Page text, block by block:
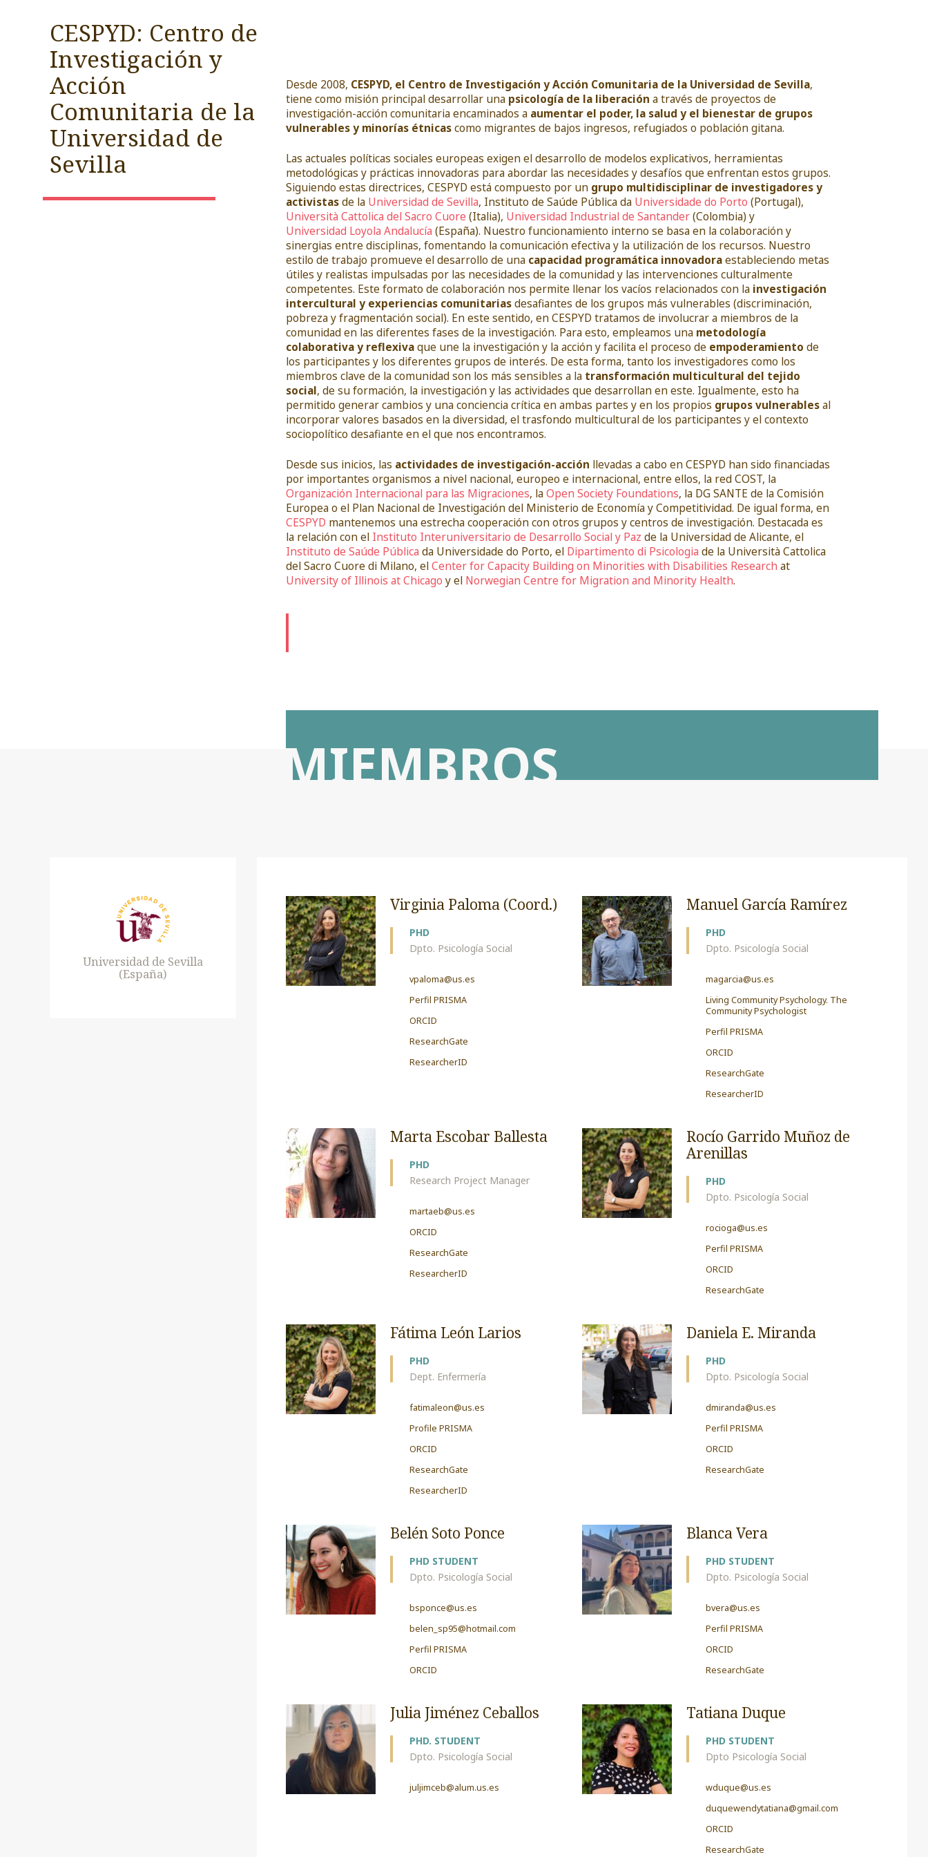
CESPYD: Centro de
Investigación y
Acción
Comunitaria de la
Universidad de
Sevilla
Desde 2008, CESPYD, el Centro de Investigación y Acción Comunitaria de la Universidad de Sevilla,
tiene como misión principal desarrollar una psicología de la liberación a través de proyectos de
investigación-acción comunitaria encaminados a aumentar el poder, la salud y el bienestar de grupos
vulnerables y minorías étnicascomo migrantes de bajos ingresos, refugiados o población gitana.
Las actuales políticas sociales europeas exigen el desarrollo de modelos explicativos, herramientas
metodológicas y prácticas innovadoras para abordar las necesidades y desafíos que enfrentan estos grupos.
Siguiendo estas directrices, CESPYD está compuesto por un grupo multidisciplinar de investigadores y
activistasde la Universidad de Sevilla, Instituto de Saúde Pública da Universidade do Porto (Portugal),
Università Cattolica del Sacro Cuore (Italia), Universidad Industrial de Santander(Colombia) y
Universidad Loyola Andalucía (España). Nuestro funcionamiento interno se basa en la colaboración y
sinergias entre disciplinas, fomentando la comunicación efectiva y la utilización de los recursos. Nuestro
estilo de trabajo promueve el desarrollo de una capacidad programática innovadoraestableciendo metas
útiles y realistas impulsadas por las necesidades de la comunidad y las intervenciones culturalmente
competentes. Este formato de colaboración nos permite llenar los vacíos relacionados con la investigación
intercultural y experiencias comunitariasdesafiantes de los grupos más vulnerables (discriminación,
pobreza y fragmentación social). En este sentido, en CESPYD tratamos de involucrar a miembros de la
comunidad en las diferentes fases de la investigación. Para esto, empleamos una metodología
colaborativa y reflexivaque une la investigación y la acción y facilita el proceso de empoderamiento de
los participantes y los diferentes grupos de interés. De esta forma, tanto los investigadores como los
miembros clave de la comunidad son los más sensibles a la transformación multicultural del tejido
social, de su formación, la investigación y las actividades que desarrollan en este. Igualmente, esto ha
permitido generar cambios y una conciencia crítica en ambas partes y en los propios grupos vulnerablesal
incorporar valores basados en la diversidad, el trasfondo multicultural de los participantes y el contexto
sociopolítico desafiante en el que nos encontramos.
Desde sus inicios, las actividades de investigación-acción llevadas a cabo en CESPYD han sido financiadas
por importantes organismos a nivel nacional, europeo e internacional, entre ellos, la red COST, la
Organización Internacional para las Migraciones, laOpen Society Foundations, la DG SANTE de la Comisión
Europea o el Plan Nacional de Investigación del Ministerio de Economía y Competitividad. De igual forma, en
CESPYD mantenemos una estrecha cooperación con otros grupos y centros de investigación. Destacada es
la relación con el Instituto Interuniversitario de Desarrollo Social y Paz de la Universidad de Alicante, el
Instituto de Saúde Pública da Universidade do Porto, el Dipartimento di Psicologia de la Università Cattolica
del Sacro Cuore di Milano, elCenter for Capacity Building on Minorities with Disabilities Research at
University of Illinois at Chicago y el Norwegian Centre for Migration and Minority Health.
MIEMBROS
Universidad de Sevilla
(España)
Virginia Paloma (Coord.)
PHD
Dpto. Psicología Social
vpaloma@us.es
Perfil PRISMA
ORCID
ResearchGate
ResearcherID
Manuel García Ramírez
PHD
Dpto. Psicología Social
magarcia@us.es
Living Community Psychology. The
Community Psychologist
Perfil PRISMA
ORCID
ResearchGate
ResearcherID
Marta Escobar Ballesta
PHD
Research Project Manager
martaeb@us.es
ORCID
ResearchGate
ResearcherID
Rocío Garrido Muñoz de
Arenillas
PHD
Dpto. Psicología Social
rocioga@us.es
Perfil PRISMA
ORCID
ResearchGate
Fátima León Larios
PHD
Dept. Enfermería
fatimaleon@us.es
Profile PRISMA
ORCID
ResearchGate
ResearcherID
Daniela E. Miranda
PHD
Dpto. Psicología Social
dmiranda@us.es
Perfil PRISMA
ORCID
ResearchGate
Belén Soto Ponce
PHD STUDENT
Dpto. Psicología Social
bsponce@us.es
belen_sp95@hotmail.com
Perfil PRISMA
ORCID
Blanca Vera
PHD STUDENT
Dpto. Psicología Social
bvera@us.es
Perfil PRISMA
ORCID
ResearchGate
Julia Jiménez Ceballos
PHD. STUDENT
Dpto. Psicología Social
juljimceb@alum.us.es
Tatiana Duque
PHD STUDENT
Dpto Psicología Social
wduque@us.es
duquewendytatiana@gmail.com
ORCID
ResearchGate